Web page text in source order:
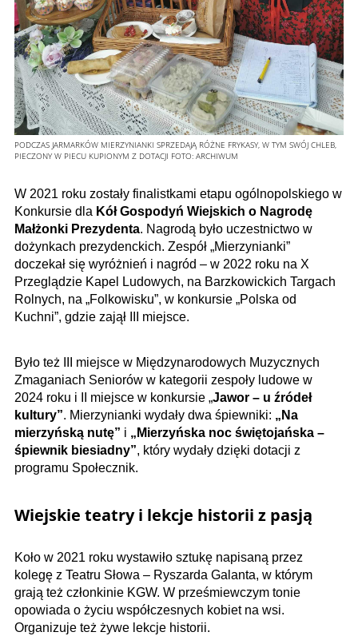
PODCZAS JARMARKÓW MIERZYNIANKI SPRZEDAJĄ RÓŻNE FRYKASY, W TYM SWÓJ CHLEB,
PIECZONY W PIECU KUPIONYM Z DOTACJI FOTO: ARCHIWUM
W 2021 roku zostały finalistkami etapu ogólnopolskiego w
Konkursie dla Kół Gospodyń Wiejskich o Nagrodę
Małżonki Prezydenta. Nagrodą było uczestnictwo w
dożynkach prezydenckich. Zespół „Mierzynianki”
doczekał się wyróżnień i nagród – w 2022 roku na X
Przeglądzie Kapel Ludowych, na Barzkowickich Targach
Rolnych, na „Folkowisku”, w konkursie „Polska od
Kuchni”, gdzie zajął III miejsce.
Było też III miejsce w Międzynarodowych Muzycznych
Zmaganiach Seniorów w kategorii zespoły ludowe w
2024 roku i II miejsce w konkursie „Jawor – u źródeł
kultury”. Mierzynianki wydały dwa śpiewniki: „Na
mierzyńską nutę” i „Mierzyńska noc świętojańska –
śpiewnik biesiadny”, który wydały dzięki dotacji z
programu Społecznik.
Wiejskie teatry i lekcje historii z pasją
Koło w 2021 roku wystawiło sztukę napisaną przez
kolegę z Teatru Słowa – Ryszarda Galanta, w którym
grają też członkinie KGW. W prześmiewczym tonie
opowiada o życiu współczesnych kobiet na wsi.
Organizuje też żywe lekcje historii.